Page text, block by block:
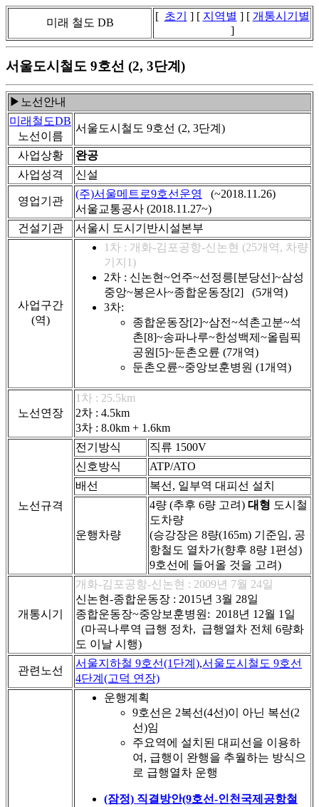
미래 철도 DB
[ 초기 ] [ 지역별 ] [ 개통시기별
]
서울도시철도 9호선 (2, 3단계)
▶노선안내
미래철도DB
노선이름
서울도시철도 9호선 (2, 3단계)
사업상황
완공
사업성격
신설
영업기관
(주)서울메트로9호선운영
(~2018.11.26)
서울교통공사 (2018.11.27~)
건설기관
서울시 도시기반시설본부
사업구간
(역)
1차 : 개화-김포공항-신논현 (25개역, 차량
기지1)
2차 : 신논현~언주~선정릉[분당선]~삼성
중앙~봉은사~종합운동장[2] (5개역)
3차:
종합운동장[2]~삼전~석촌고분~석
촌[8]~송파나루~한성백제~올림픽
공원[5]~둔촌오륜 (7개역)
둔촌오륜~중앙보훈병원 (1개역)
노선연장
1차 : 25.5km
2차 : 4.5km
3차 : 8.0km + 1.6km
노선규격
전기방식
직류 1500V
신호방식
ATP/ATO
배선
복선, 일부역 대피선 설치
운행차량
4량 (추후 6량 고려) 대형 도시철
도차량
(승강장은 8량(165m) 기준임, 공
항철도 열차가(향후 8량 1편성)
9호선에 들어올 것을 고려)
개통시기
개화-김포공항-신논현 : 2009년 7월 24일
신논현-종합운동장 : 2015년 3월 28일
종합운동장~중앙보훈병원: 2018년 12월 1일
(마곡나루역 급행 정차, 급행열차 전체 6량화
도 이날 시행)
관련노선
서울지하철 9호선(1단계),서울도시철도 9호선
4단계(고덕 연장)
운행계획
9호선은 2복선(4선)이 아닌 복선(2
선)임
주요역에 설치된 대피선을 이용하
여, 급행이 완행을 추월하는 방식으
로 급행열차 운행
(잠정) 직결방안(9호선-인천국제공항철